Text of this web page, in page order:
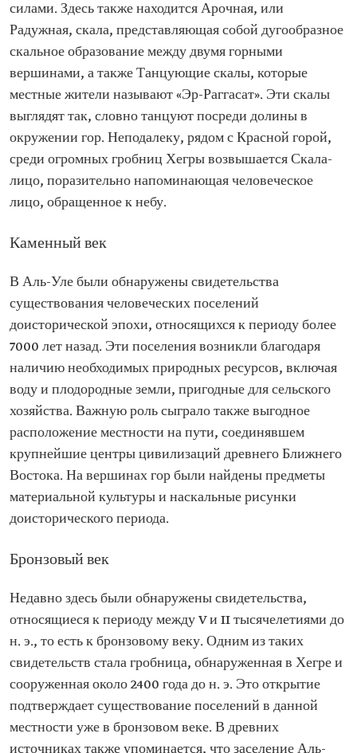
силами. Здесь также находится Арочная, или
Радужная, скала, представляющая собой дугообразное
скальное образование между двумя горными
вершинами, а также Танцующие скалы, которые
местные жители называют «Эр-Раггасат». Эти скалы
выглядят так, словно танцуют посреди долины в
окружении гор. Неподалеку, рядом с Красной горой,
среди огромных гробниц Хегры возвышается Скала-
лицо, поразительно напоминающая человеческое
лицо, обращенное к небу.
Каменный век
В Аль-Уле были обнаружены свидетельства
существования человеческих поселений
доисторической эпохи, относящихся к периоду более
7000 лет назад. Эти поселения возникли благодаря
наличию необходимых природных ресурсов, включая
воду и плодородные земли, пригодные для сельского
хозяйства. Важную роль сыграло также выгодное
расположение местности на пути, соединявшем
крупнейшие центры цивилизаций древнего Ближнего
Востока. На вершинах гор были найдены предметы
материальной культуры и наскальные рисунки
доисторического периода.
Бронзовый век
Недавно здесь были обнаружены свидетельства,
относящиеся к периоду между V и II тысячелетиями до
н. э., то есть к бронзовому веку. Одним из таких
свидетельств стала гробница, обнаруженная в Хегре и
сооруженная около 2400 года до н. э. Это открытие
подтверждает существование поселений в данной
местности уже в бронзовом веке. В древних
источниках также упоминается, что заселение Аль-